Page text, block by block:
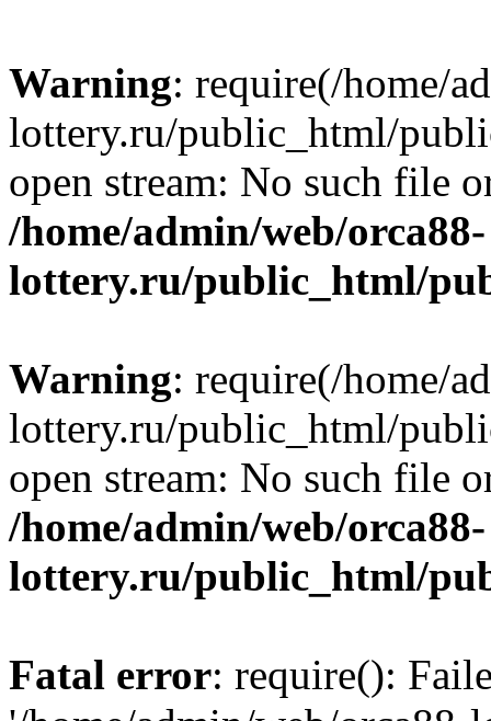
Warning: require(/home/
lottery.ru/public_html/
open stream: No such file
/home/admin/web/orca88-
lottery.ru/public_html/
Warning: require(/home/
lottery.ru/public_html/
open stream: No such file
/home/admin/web/orca88-
lottery.ru/public_html/
Fatal error: require():